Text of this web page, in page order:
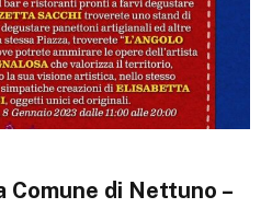
Comune di Nettuno –